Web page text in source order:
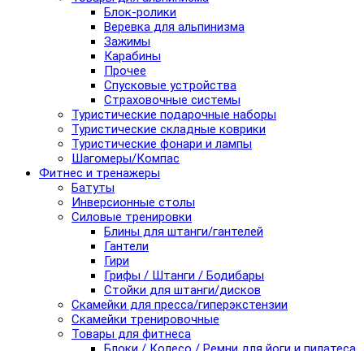
Блок-ролики
Веревка для альпинизма
Зажимы
Карабины
Прочее
Спусковые устройства
Страховочные системы
Туристические подарочные наборы
Туристические складные коврики
Туристические фонари и лампы
Шагомеры/Компас
Фитнес и тренажеры
Батуты
Инверсионные столы
Силовые тренировки
Блины для штанги/гантелей
Гантели
Гири
Грифы / Штанги / Бодибары
Стойки для штанги/дисков
Скамейки для пресса/гиперэкстензии
Скамейки тренировочные
Товары для фитнеса